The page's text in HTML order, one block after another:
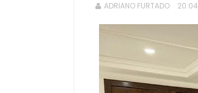
ADRIANO FURTADO 20:04